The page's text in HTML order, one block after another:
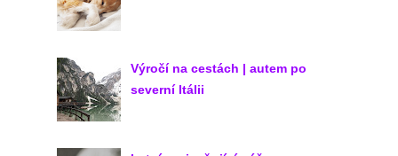
Výročí na cestách | autem po
severní Itálii